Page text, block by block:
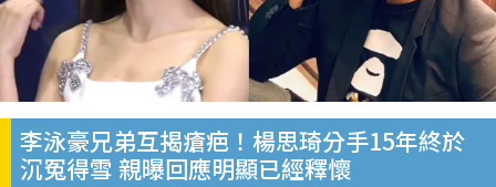
李泳豪兄弟互揭瘡疤！楊思琦分手15年終於
沉冤得雪 親曝回應明顯已經釋懷